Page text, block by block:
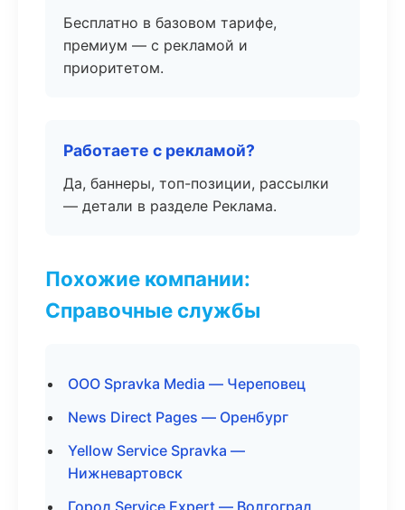
Бесплатно в базовом тарифе,
премиум — с рекламой и
приоритетом.
Работаете с рекламой?
Да, баннеры, топ-позиции, рассылки
— детали в разделе Реклама.
Похожие компании:
Справочные службы
ООО Spravka Media — Череповец
News Direct Pages — Оренбург
Yellow Service Spravka —
Нижневартовск
Город Service Expert — Волгоград